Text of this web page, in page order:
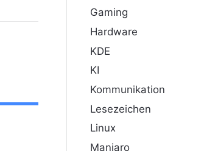
Gaming
Hardware
KDE
KI
Kommunikation
Lesezeichen
Linux
Manjaro